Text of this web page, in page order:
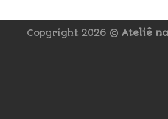
Copyright 2026 © Ateliê na